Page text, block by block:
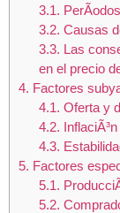
3.1.
3.2. Causas
3.3. Las
en el precio
4. Factores
4.1. Oferta y
4.2.
4.3.
5. Factores
5.1.
5.2.